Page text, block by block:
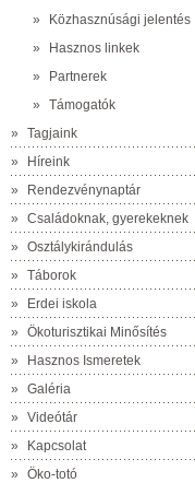
»
Közhasznúsági jelentés
»
Hasznos linkek
»
Partnerek
»
Támogatók
»
Tagjaink
»
Híreink
»
Rendezvénynaptár
»
Családoknak, gyerekeknek
»
Osztálykirándulás
»
Táborok
»
Erdei iskola
»
Ökoturisztikai Minősítés
»
Hasznos Ismeretek
»
Galéria
»
Videótár
»
Kapcsolat
»
Öko-totó